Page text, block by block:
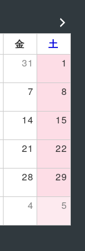
金
土
31 1
7 8
14 15
21 22
28 29
4 5